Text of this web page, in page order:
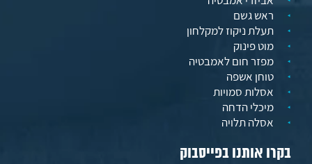
ראש גשם
תעלת ניקוז למקלחון
מוט פינוק
מפזר חום לאמבטיה
טוחן אשפה
אסלות סמויות
מיכלי הדחה
אסלה תלויה
בקרו אותנו בפייסבוק